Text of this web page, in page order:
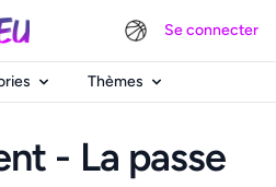
Se connecter
Thèmes
- La passe